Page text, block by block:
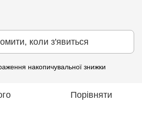
коли з'явиться
накопичувальної знижки
Порівняти